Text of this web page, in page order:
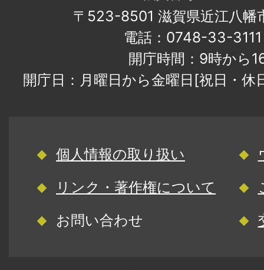
〒523-8501 滋賀県近江八幡
電話：0748-33-
開庁時間：9時から
開庁日：月曜日から金曜日[祝日・
個人情報の取り扱い
リンク・著作権について
お問い合わせ